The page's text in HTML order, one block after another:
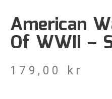
American
Of WWII –
179,00 kr